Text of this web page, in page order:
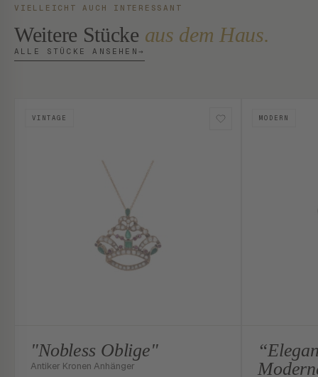
VIELLEICHT AUCH INTERESSANT
Weitere Stücke aus dem Haus.
ALLE STÜCKE ANSEHEN →
VINTAGE
"Nobless Oblige"
Antiker Kronen Anhänger
MODERN